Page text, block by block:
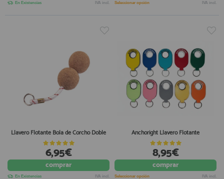
En Existencias IVA incl. Seleccionar opción IVA incl.
Llavero Flotante Bola de Corcho Doble
6,95€
comprar
En Existencias IVA incl.
Anchoright Llavero Flotante
8,95€
comprar
Seleccionar opción IVA incl.